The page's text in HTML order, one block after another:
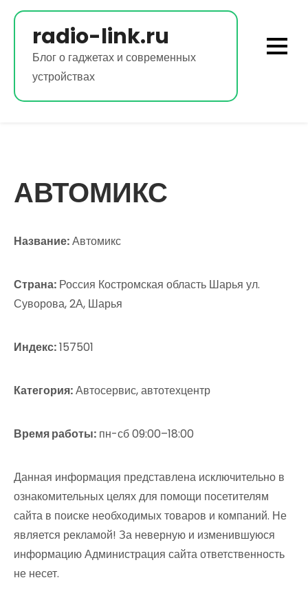
Перейти
содержимомуradio-link.ru
Блог о гаджетах и современных
устройствах
АВТОМИКС
Название:Автомикс
Страна: Россия Костромская область Шарья ул.
Суворова, 2А, Шарья
Индекс:157501
Категория:Автосервис, автотехцентр
Время работы: пн-сб 09:00–18:00
Данная информация представлена исключительно в
ознакомительных целях для помощи посетителям
сайта в поиске необходимых товаров и компаний. Не
является рекламой! За неверную и изменившуюся
информацию Администрация сайта ответственность
не несет.